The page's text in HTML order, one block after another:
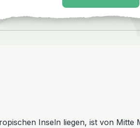
Inseln liegen, ist von